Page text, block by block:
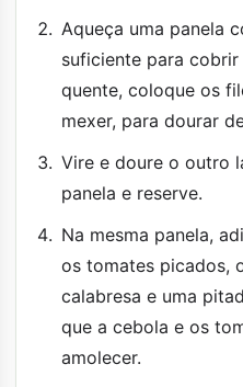
Aqueça uma panela
suficiente para
quente, coloque os
mexer, para dourar
Vire e doure o outro
panela e reserve.
Na mesma panela,
os tomates picados,
calabresa e uma
que a cebola e os
amolecer.